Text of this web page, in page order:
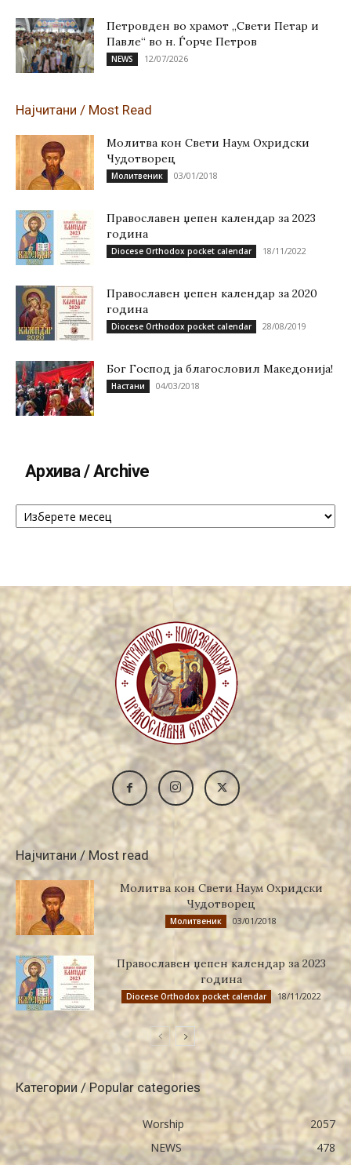
Петровден во храмот „Свети Петар и
Павле“ во н. Ѓорче Петров
NEWS 12/07/2026
Најчитани / Most Read
Молитва кон Свети Наум Охридски
Чудотворец
Молитвеник 03/01/2018
Православен џепен календар за 2023
година
Diocese Orthodox pocket calendar 18/11/2022
Православен џепен календар за 2020
година
Diocese Orthodox pocket calendar 28/08/2019
Бог Господ ја благословил Македонија!
Настани 04/03/2018
Архива / Archive
Архива
Најчитани / Most read
Молитва кон Свети Наум Охридски
Чудотворец
Молитвеник 03/01/2018
Православен џепен календар за 2023
година
Diocese Orthodox pocket calendar 18/11/2022
Категории / Popular categories
Worship
2057
NEWS
478